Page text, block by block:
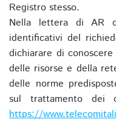
Registro stesso.
Nella lettera di AR
identificativi del
dichiarare di
delle risorse e della
delle norme
sul trattamento dei
https://